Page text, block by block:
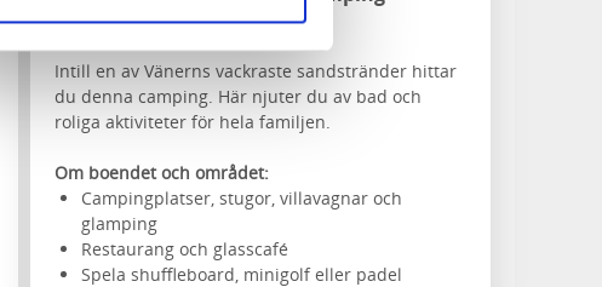
Vänersborg
Intill en av Vänerns vackraste sandstränder hittar
du denna camping. Här njuter du av bad och
roliga aktiviteter för hela familjen.
Om boendet och området:
Campingplatser, stugor, villavagnar och
glamping
Restaurang och glasscafé
Spela shuffleboard, minigolf eller padel